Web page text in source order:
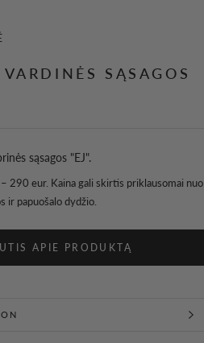
SĄSAGOS
sąsagos "EJ".
290 eur. Kaina gali skirtis priklausomai nuo
ir papuošalo dydžio.
APIE PRODUKTĄ